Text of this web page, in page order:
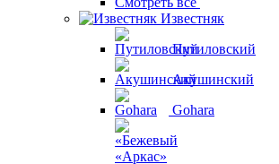
Известняк
Путиловский
Акушинский
Gohara